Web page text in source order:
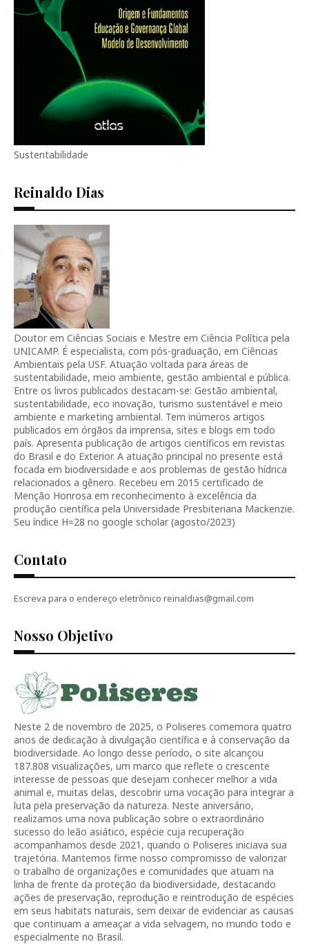
Sustentabilidade
Reinaldo Dias
Doutor em Ciências Sociais e Mestre em Ciência Política pela
UNICAMP. É especialista, com pós-graduação, em Ciências
Ambientais pela USF. Atuação voltada para áreas de
sustentabilidade, meio ambiente, gestão ambiental e pública.
Entre os livros publicados destacam-se: Gestão ambiental,
sustentabilidade, eco inovação, turismo sustentável e meio
ambiente e marketing ambiental. Tem inúmeros artigos
publicados em órgãos da imprensa, sites e blogs em todo
país. Apresenta publicação de artigos científicos em revistas
do Brasil e do Exterior. A atuação principal no presente está
focada em biodiversidade e aos problemas de gestão hídrica
relacionados a gênero. Recebeu em 2015 certificado de
Menção Honrosa em reconhecimento à excelência da
produção científica pela Universidade Presbiteriana Mackenzie.
Seu índice H=28 no google scholar (agosto/2023)
Contato
Escreva para o endereço eletrônico reinaldias@gmail.com
Nosso Objetivo
Neste 2 de novembro de 2025, o Poliseres comemora quatro
anos de dedicação à divulgação científica e à conservação da
biodiversidade. Ao longo desse período, o site alcançou
187.808 visualizações, um marco que reflete o crescente
interesse de pessoas que desejam conhecer melhor a vida
animal e, muitas delas, descobrir uma vocação para integrar a
luta pela preservação da natureza. Neste aniversário,
realizamos uma nova publicação sobre o extraordinário
sucesso do leão asiático, espécie cuja recuperação
acompanhamos desde 2021, quando o Poliseres iniciava sua
trajetória. Mantemos firme nosso compromisso de valorizar
o trabalho de organizações e comunidades que atuam na
linha de frente da proteção da biodiversidade, destacando
ações de preservação, reprodução e reintrodução de espécies
em seus habitats naturais, sem deixar de evidenciar as causas
que continuam a ameaçar a vida selvagem, no mundo todo e
especialmente no Brasil.